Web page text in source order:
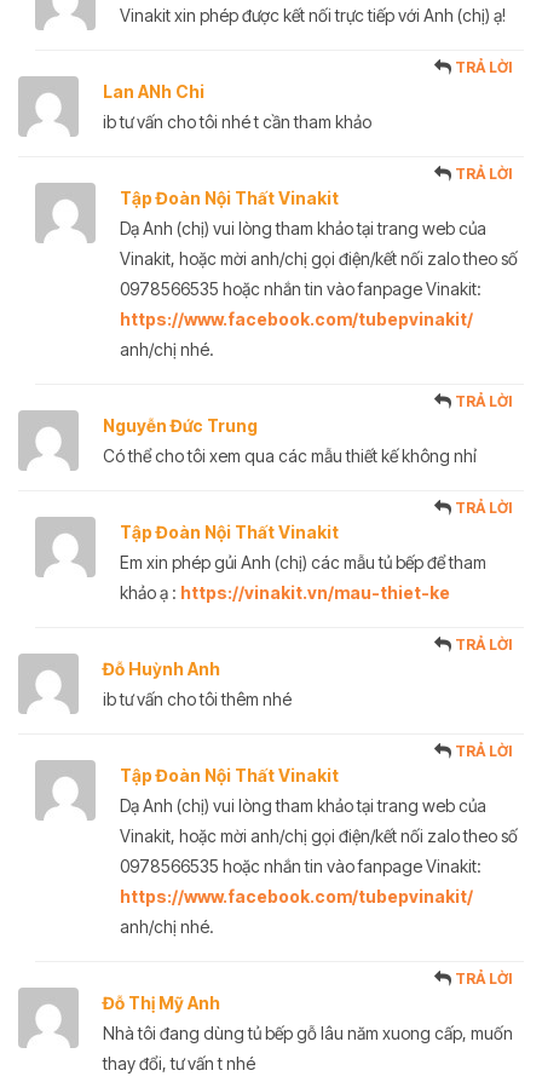
Vinakit xin phép được kết nối trực tiếp với Anh (chị) ạ!
Lan ANh Chi
TRẢ LỜI
ib tư vấn cho tôi nhé t cần tham khảo
Tập Đoàn Nội Thất Vinakit
TRẢ LỜI
Dạ Anh (chị) vui lòng tham khảo tại trang web của
Vinakit, hoặc mời anh/chị gọi điện/kết nối zalo theo số
0978566535 hoặc nhắn tin vào fanpage Vinakit:
https://www.facebook.com/tubepvinakit/
anh/chị nhé.
Nguyễn Đức Trung
TRẢ LỜI
Có thể cho tôi xem qua các mẫu thiết kế không nhỉ
Tập Đoàn Nội Thất Vinakit
TRẢ LỜI
Em xin phép gủi Anh (chị) các mẫu tủ bếp để tham
khảo ạ : https://vinakit.vn/mau-thiet-ke
Đỗ Huỳnh Anh
TRẢ LỜI
ib tư vấn cho tôi thêm nhé
Tập Đoàn Nội Thất Vinakit
TRẢ LỜI
Dạ Anh (chị) vui lòng tham khảo tại trang web của
Vinakit, hoặc mời anh/chị gọi điện/kết nối zalo theo số
0978566535 hoặc nhắn tin vào fanpage Vinakit:
https://www.facebook.com/tubepvinakit/
anh/chị nhé.
Đỗ Thị Mỹ Anh
TRẢ LỜI
Nhà tôi đang dùng tủ bếp gỗ lâu năm xuong cấp, muốn
thay đổi, tư vấn t nhé